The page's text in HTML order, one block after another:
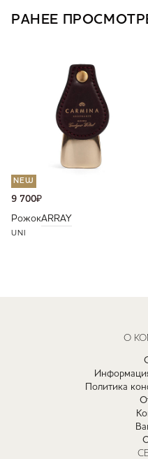
РАНЕЕ
NEW
9 700₽
РожокARRAY
UNI
О
Политика